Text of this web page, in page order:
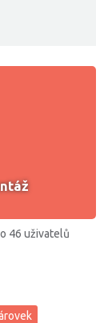
46 uživatelů